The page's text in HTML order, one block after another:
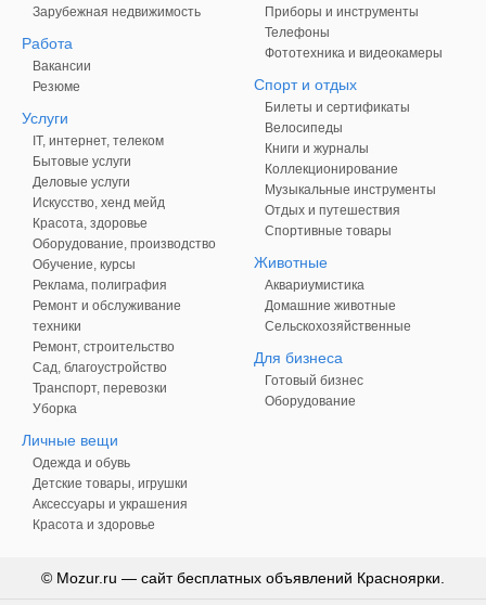
Зарубежная недвижимость
Работа
Вакансии
Резюме
Услуги
IT, интернет, телеком
Бытовые услуги
Деловые услуги
Искусство, хенд мейд
Красота, здоровье
Оборудование, производство
Обучение, курсы
Реклама, полиграфия
Ремонт и обслуживание
техники
Ремонт, строительство
Сад, благоустройство
Транспорт, перевозки
Уборка
Личные вещи
Одежда и обувь
Детские товары, игрушки
Аксессуары и украшения
Красота и здоровье
Приборы и инструменты
Телефоны
Фототехника и видеокамеры
Спорт и отдых
Билеты и сертификаты
Велосипеды
Книги и журналы
Коллекционирование
Музыкальные инструменты
Отдых и путешествия
Спортивные товары
Животные
Аквариумистика
Домашние животные
Сельскохозяйственные
Для бизнеса
Готовый бизнес
Оборудование
© Mozur.ru — сайт бесплатных объявлений Красноярки.